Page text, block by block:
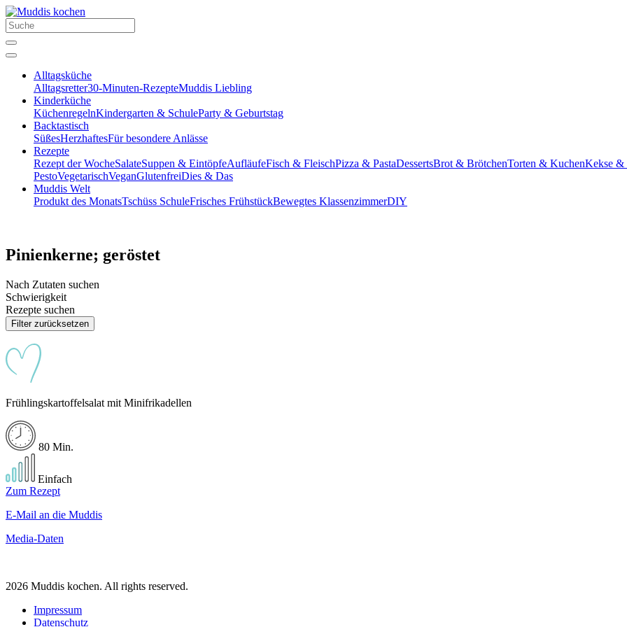
Alltagsküche
Alltagsretter30-Minuten-RezepteMuddis Liebling
Kinderküche
KüchenregelnKindergarten & SchuleParty & Geburtstag
Backtastisch
SüßesHerzhaftesFür besondere Anlässe
Rezepte
Rezept der WocheSalateSuppen & EintöpfeAufläufeFisch & FleischPizza & PastaDessertsBrot & BrötchenTorten & KuchenKekse &
PestoVegetarischVeganGlutenfreiDies & Das
Muddis Welt
Produkt des MonatsTschüss SchuleFrisches FrühstückBewegtes KlassenzimmerDIY
Pinienkerne; geröstet
Nach Zutaten suchen
Schwierigkeit
Rezepte suchen
Filter zurücksetzen
Frühlingskartoffelsalat mit Minifrikadellen
80 Min.
Einfach
Zum Rezept
E-Mail an die Muddis
Media-Daten
2026 Muddis kochen. All rights reserved.
Impressum
Datenschutz